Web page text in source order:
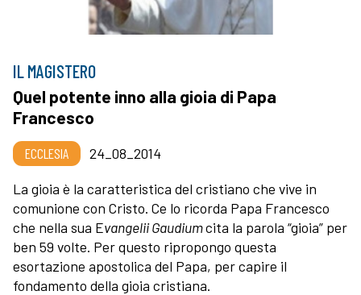
IL MAGISTERO
Quel potente inno alla gioia di Papa
Francesco
ECCLESIA
24_08_2014
La gioia è la caratteristica del cristiano che vive in
comunione con Cristo. Ce lo ricorda Papa Francesco
che nella sua Evangelii Gaudiumcita la parola “gioia” per
ben 59 volte. Per questo ripropongo questa
esortazione apostolica del Papa, per capire il
fondamento della gioia cristiana.